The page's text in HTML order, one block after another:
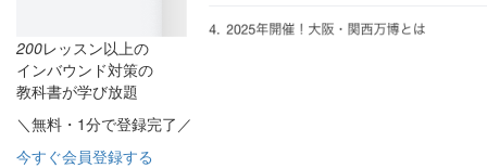
200レッスン以上の
インバウンド対策の
教科書が学び放題
＼無料・1分で登録完了／
今すぐ会員登録する